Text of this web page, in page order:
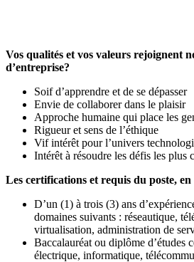
Vos qualités et vos valeurs rejoignent
d’entreprise?
Soif d’apprendre et de se dépasser
Envie de collaborer dans le plaisir
Approche humaine qui place les
Rigueur et sens de l’éthique
Vif intérêt pour l’univers
Intérêt à résoudre les défis les plus
Les certifications et requis du poste,
D’un (1) à trois (3) ans
domaines suivants : réseautique,
virtualisation, administration de
Baccalauréat ou diplôme d’études
électrique, informatique,